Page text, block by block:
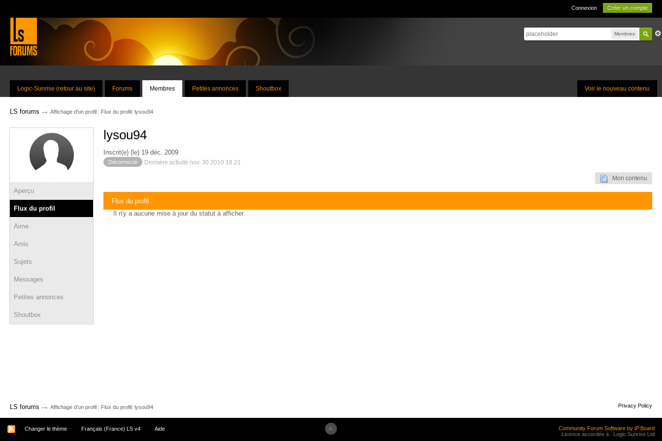
Connexion Créer un compte
Membres
Voir le nouveau contenu
Logic-Sunrise (retour au site) Forums Membres Petites annonces Shoutbox
LS forums → Affichage d'un profil : Flux du profil: lysou94
Aperçu
Flux du profil
Aime
Amis
Sujets
Messages
Petites annonces
Shoutbox
lysou94
Inscrit(e) (le) 19 déc. 2009
Déconnecté Dernière activité nov. 30 2010 18:21
Mon contenu
Flux du profil
Il n'y a aucune mise à jour du statut à afficher.
LS forums → Affichage d'un profil : Flux du profil: lysou94 Privacy Policy
Changer le thème Français (France) LS v4 Aide
Community Forum Software by IP.Board
Licence accordée à : Logic Sunrise Ltd